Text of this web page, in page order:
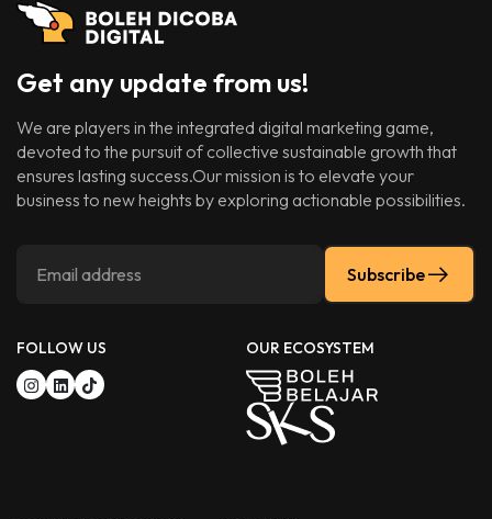
Get any update from us!
We are players in the integrated digital marketing game,
devoted to the pursuit of collective sustainable growth that
ensures lasting success.Our mission is to elevate your
business to new heights by exploring actionable possibilities.
Subscribe
FOLLOW US OUR ECOSYSTEM